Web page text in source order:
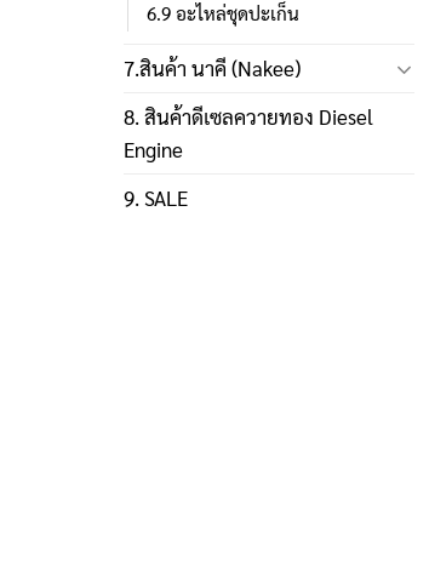
6.9 อะไหล่ชุดปะเก็น
7.สินค้า นาคี (Nakee)
8. สินค้าดีเซลควายทอง Diesel
Engine
9. SALE